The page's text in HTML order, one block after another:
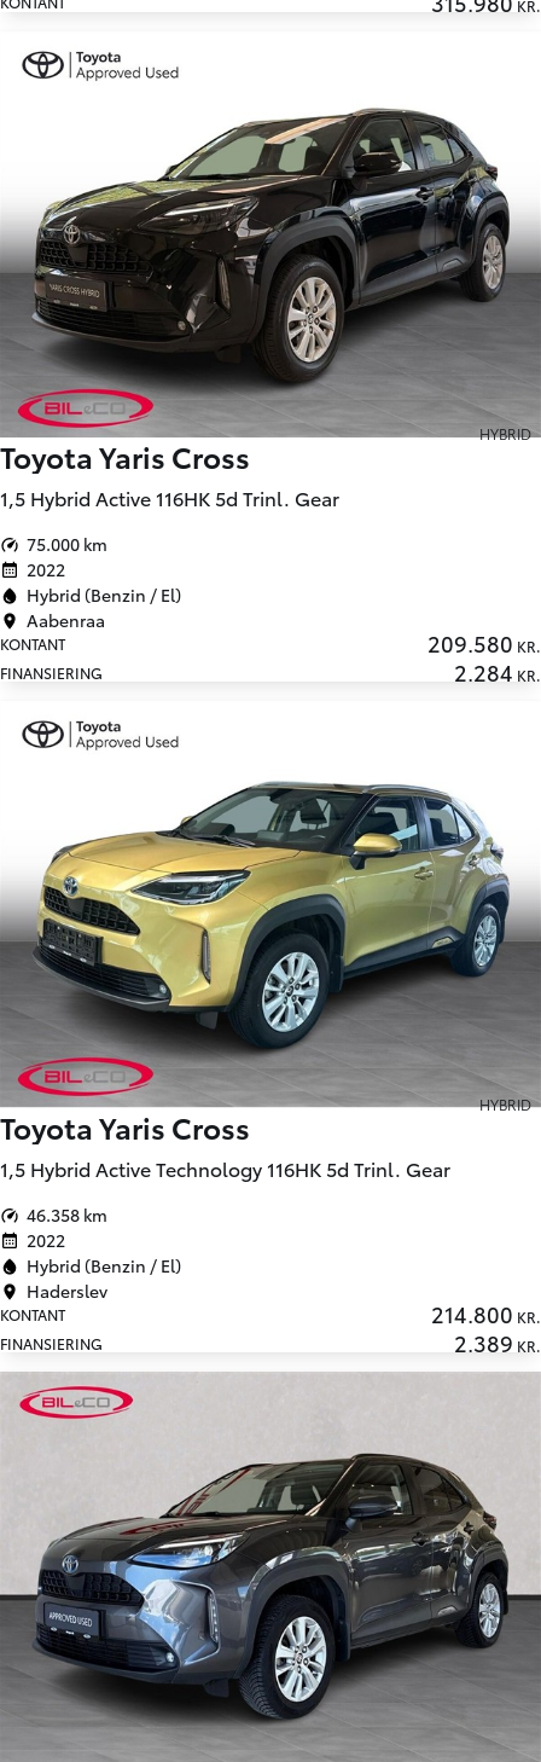
KR.
HYBRID
Toyota Yaris Cross
1,5 Hybrid Active 116HK 5d Trinl. Gear
75.000 km
2022
Hybrid (Benzin / El)
Aabenraa
KONTANT 209.580 KR.
FINANSIERING
2.284 KR.
HYBRID
Toyota Yaris Cross
1,5 Hybrid Active Technology 116HK 5d Trinl. Gear
46.358 km
2022
Hybrid (Benzin / El)
Haderslev
KONTANT 214.800 KR.
FINANSIERING
2.389 KR.